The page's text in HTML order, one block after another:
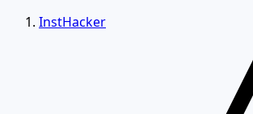
InstHacker